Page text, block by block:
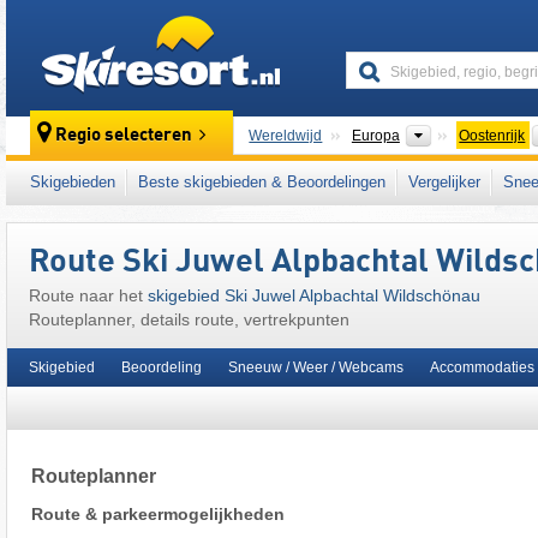
Regio selecteren Wereldwijd Europa Continenten
Oostenrijk
Wereldwijd Europa Continenten
Oostenrijk
West-Europa, Midden-Europa, Europese
Skigebieden Beste skigebieden & Beoordelingen Vergelijker
Route Ski Juwel Alpbachtal
Route naar het skigebied Ski Juwel Alpbachtal Wildschönau
Routeplanner, details route, vertrekpunten
Skigebied Beoordeling Sneeuw / Weer / Webcams Accommodaties
Routeplanner
Route & parkeermogelijkheden